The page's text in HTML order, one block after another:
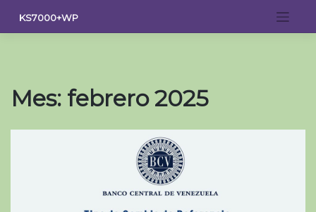
contenido
KS7000+WP
Mes: febrero 2025